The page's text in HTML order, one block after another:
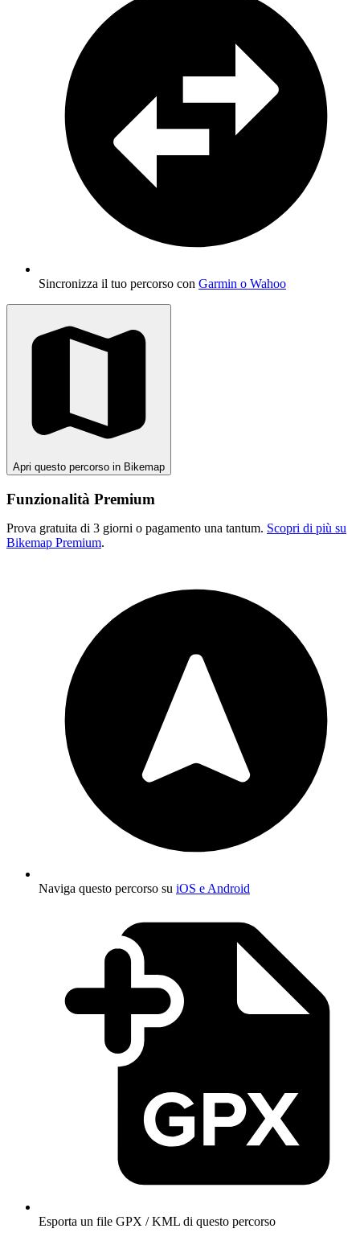
Sincronizza il tuo percorso con Garmin o Wahoo
Apri questo percorso in Bikemap
Funzionalità Premium
Prova gratuita di 3 giorni o pagamento una tantum. Scopri di più su
Bikemap Premium.
Naviga questo percorso su iOS e Android
Esporta un file GPX / KML di questo percorso